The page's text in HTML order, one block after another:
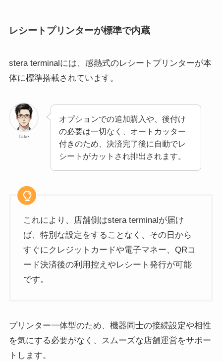
レシートプリンターが標準で内蔵
stera terminalには、感熱式のレシートプリンターが本
体に標準搭載されています。
Take
オプションでの追加購入や、後付け
の必要は一切なく、オートカッター
付きのため、決済完了後に自動でレ
シートがカットされ排出されます。
これにより、店舗側はstera terminalが届け
ば、特別な設定をすることなく、その日から
すぐにクレジットカードや電子マネー、QRコ
ード決済後の利用控えやレシート発行が可能
です。
プリンター一体型のため、機器同士の接続設定や相性
を気にする必要がなく、スムーズな店舗運営をサポー
トします。